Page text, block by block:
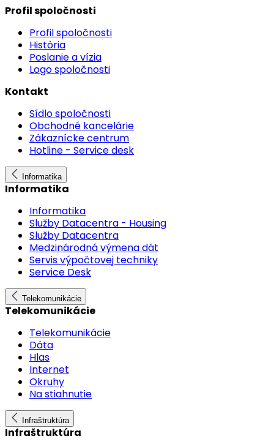
Profil spoločnosti
Profil spoločnosti
História
Poslanie a vízia
Logo spoločnosti
Kontakt
Sídlo spoločnosti
Obchodné kancelárie
Zákaznícke centrum
Hotline - Service desk
Informatika
Informatika
Informatika
Služby Datacentra - Housing
Služby Datacentra
Medzinárodná výmena dát
Servis výpočtovej techniky
Service Desk
Telekomunikácie
Telekomunikácie
Telekomunikácie
Dáta
Hlas
Internet
Okruhy
Na stiahnutie
Infraštruktúra
Infraštruktúra